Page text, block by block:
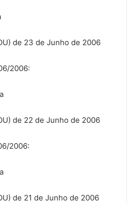
de 23 de Junho de 2006
2006:
de 22 de Junho de 2006
2006:
de 21 de Junho de 2006